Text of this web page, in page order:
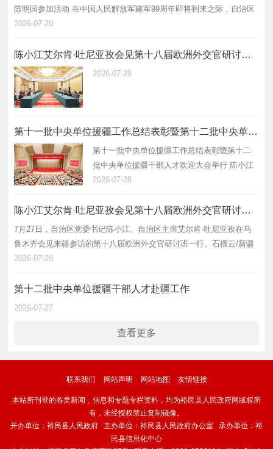
陈明国参加活动 在中国人民解放军建军99周年即将到来之际，自治区
党委书记陈小江、自治区主席艾尔肯·吐尼亚孜7月29日走访慰问驻疆
2026-07-29
陈小江艾尔肯·吐尼亚孜会见第十八届欧洲外交官研讨班一行
2026-07-28
第十一批中央单位援疆工作总结表彰暨第十二批中央单位援疆干部人才欢迎大会举行
第十一批中央单位援疆工作总结表彰暨第十二
批中央单位援疆干部人才欢迎大会举行 陈小江
石军讲话 艾尔肯·吐尼亚孜主持 努尔兰·阿不都
单位援疆工作总结表彰暨第十二批…
2026-07-28
陈小江艾尔肯·吐尼亚孜会见第十八届欧洲外交官研讨班一行
7月27日，自治区党委书记陈小江、自治区主席艾尔肯·吐尼亚孜在乌
鲁木齐会见来疆参访的第十八届欧洲外交官研讨班一行。石榴云/新疆
日报记者 谢龙 摄 石榴云/新疆日报讯 7月27日，自治区党委书记陈小
2026-07-28
第十二批中央单位援疆干部人才赴疆工作
2026-07-27
查看更多
联系我们 网站声明 网站地图 友情链接
本站所刊登的各类新闻﹑信息和专题专栏资料，均为裕民县人民政府网版权所
有，未经授权禁止复制镜像。
开办单位：裕民县人民政府 主办单位：裕民县人民政府办公室 承办单位：裕
民县信息化中心